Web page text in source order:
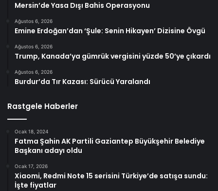
Mersin’de Yasa Dışı Bahis Operasyonu
Ağustos 6, 2026
Emine Erdoğan’dan ‘Şule: Senin Hikayen’ Dizisine Övgü
Ağustos 6, 2026
Trump, Kanada’ya gümrük vergisini yüzde 50’ye çıkardı
Ağustos 6, 2026
Burdur’da Tır Kazası: Sürücü Yaralandı
Rastgele Haberler
Ocak 18, 2024
Fatma Şahin AK Partili Gaziantep Büyükşehir Belediye
Başkanı adayı oldu
Ocak 17, 2026
Xiaomi, Redmi Note 15 serisini Türkiye’de satışa sundu:
İşte fiyatlar